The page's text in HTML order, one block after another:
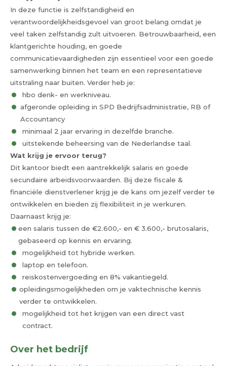
In deze functie is zelfstandigheid en
verantwoordelijkheidsgevoel van groot belang omdat je
veel taken zelfstandig zult uitvoeren. Betrouwbaarheid, een
klantgerichte houding, en goede
communicatievaardigheden zijn essentieel voor een goede
samenwerking binnen het team en een representatieve
uitstraling naar buiten. Verder heb je:
hbo denk- en werkniveau.
afgeronde opleiding in SPD Bedrijfsadministratie, RB of
Accountancy
minimaal 2 jaar ervaring in dezelfde branche.
uitstekende beheersing van de Nederlandse taal.
Wat krijg je ervoor terug?
Dit kantoor biedt een aantrekkelijk salaris en goede
secundaire arbeidsvoorwaarden. Bij deze fiscale &
financiële dienstverlener krijg je de kans om jezelf verder te
ontwikkelen en bieden zij flexibiliteit in je werkuren.
Daarnaast krijg je:
een salaris tussen de €2.600,- en € 3.600,- brutosalaris,
gebaseerd op kennis en ervaring.
mogelijkheid tot hybride werken.
laptop en telefoon.
reiskostenvergoeding en 8% vakantiegeld.
opleidingsmogelijkheden om je vaktechnische kennis
verder te ontwikkelen.
mogelijkheid tot het krijgen van een direct vast
contract.
Over het bedrijf